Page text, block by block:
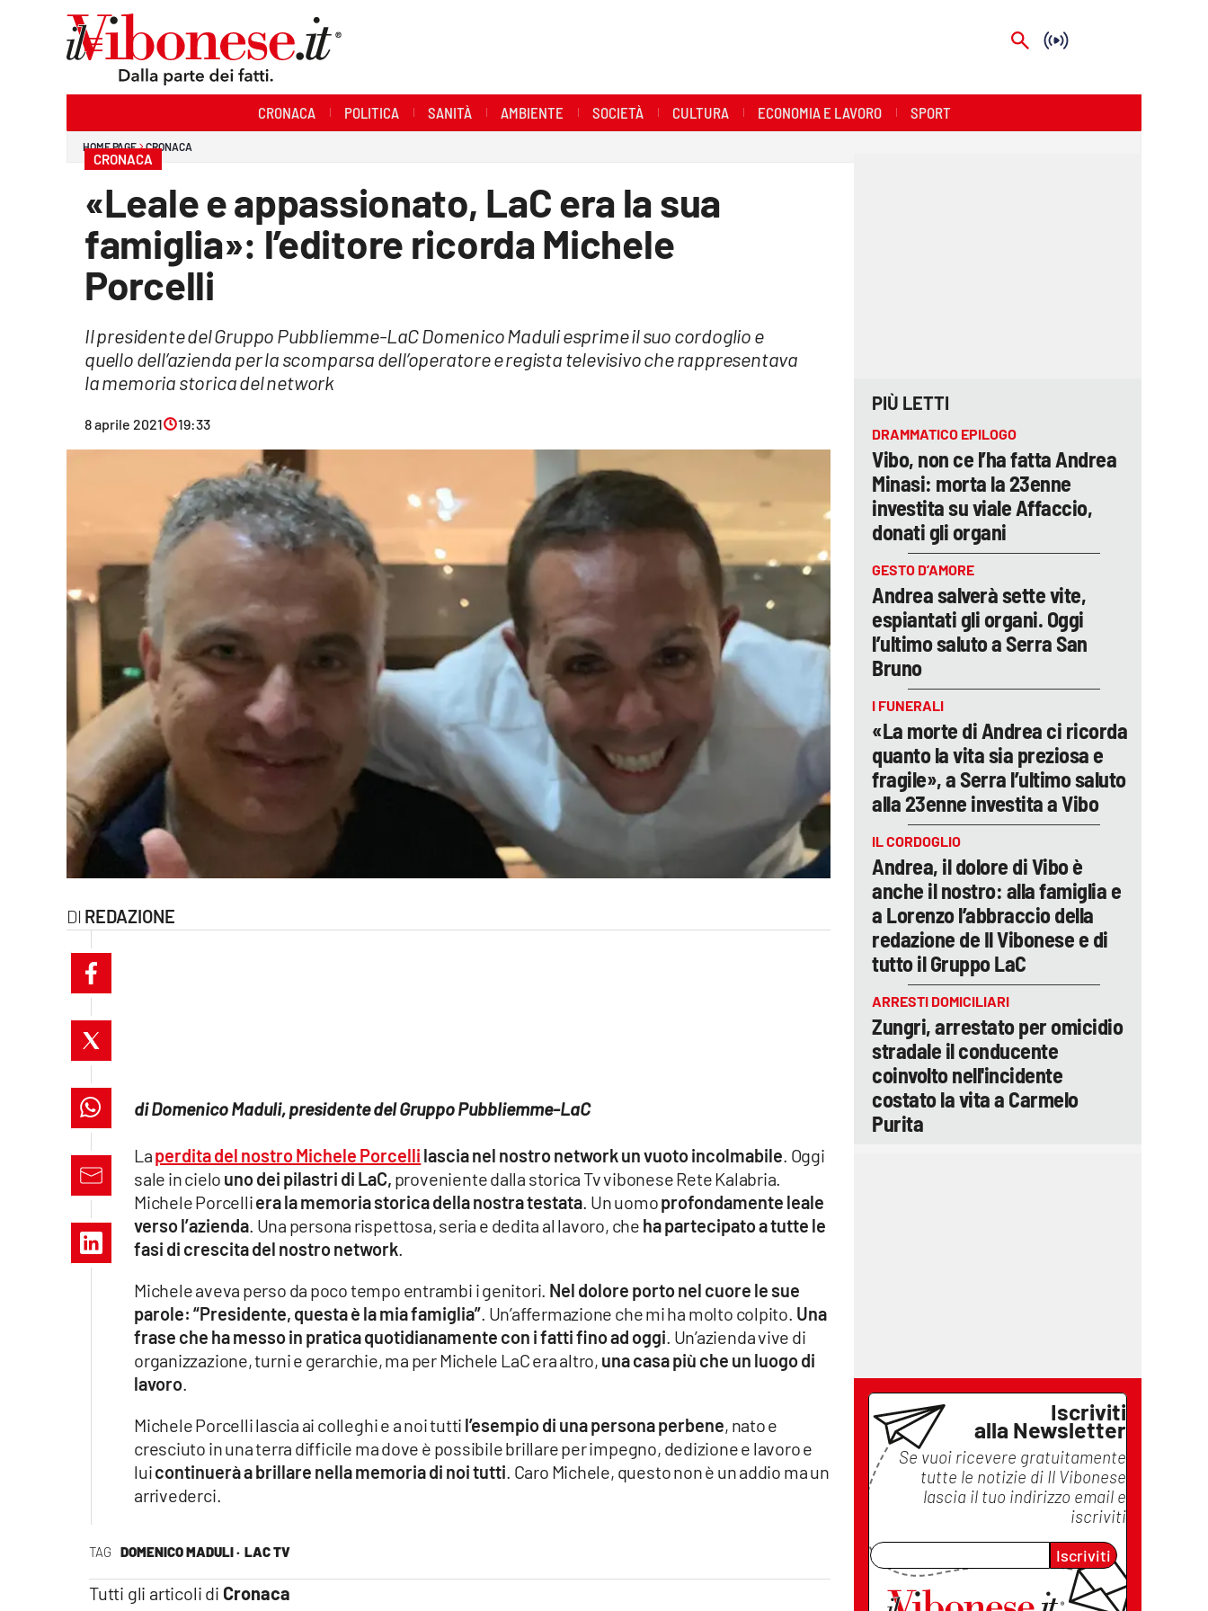
Economia e Lavoro
Lac Network
cosenzachannel.it
catanzarochannel.it
lacapitalenews.it
Vai
CRONACA POLITICA SANITÀ AMBIENTE SOCIETÀ CULTURA ECONOMIA E LAVORO SPORT
HOME PAGE CRONACA
CRONACA
«Leale e appassionato, LaC era la sua
famiglia»: l’editore ricorda Michele
Porcelli
Il presidente del Gruppo Pubbliemme-LaC Domenico Maduli esprime il suo cordoglio e
quello dell’azienda per la scomparsa dell’operatore e regista televisivo che rappresentava
la memoria storica del network
8 aprile 2021 19:33
REDAZIONE
TAG DOMENICO MADULI · LAC TV
Tutti gli articoli di Cronaca
di Domenico Maduli, presidente del Gruppo Pubbliemme-LaC
Laperdita del nostro Michele Porcelli lascia nel nostro network un vuoto incolmabile. Oggi
sale in cielo uno dei pilastri di LaC, proveniente dalla storica Tv vibonese Rete Kalabria.
Michele Porcelliera la memoria storica della nostra testata. Un uomoprofondamente leale
verso l’azienda. Una persona rispettosa, seria e dedita al lavoro, che ha partecipato a tutte le
fasi di crescita del nostro network.
Michele aveva perso da poco tempo entrambi i genitori. Nel dolore porto nel cuore le sue
parole: “Presidente, questa è la mia famiglia”. Un’affermazione che mi ha molto colpito. Una
frase che ha messo in pratica quotidianamente con i fatti fino ad oggi. Un’azienda vive di
organizzazione, turni e gerarchie, ma per Michele LaC era altro, una casa più che un luogo di
lavoro.
Michele Porcelli lascia ai colleghi e a noi tutti l’esempio di una persona perbene, nato e
cresciuto in una terra difficile ma dove è possibile brillare per impegno, dedizione e lavoro e
luicontinuerà a brillare nella memoria di noi tutti. Caro Michele, questo non è un addio ma un
arrivederci.
PIÙ LETTI
DRAMMATICO EPILOGO
Vibo, non ce l’ha fatta Andrea
Minasi: morta la 23enne
investita su viale Affaccio,
donati gli organi
GESTO D’AMORE
Andrea salverà sette vite,
espiantati gli organi. Oggi
l’ultimo saluto a Serra San
Bruno
I FUNERALI
«La morte di Andrea ci ricorda
quanto la vita sia preziosa e
fragile», a Serra l’ultimo saluto
alla 23enne investita a Vibo
IL CORDOGLIO
Andrea, il dolore di Vibo è
anche il nostro: alla famiglia e
a Lorenzo l’abbraccio della
redazione de Il Vibonese e di
tutto il Gruppo LaC
ARRESTI DOMICILIARI
Zungri, arrestato per omicidio
stradale il conducente
coinvolto nell'incidente
costato la vita a Carmelo
Purita
Iscriviti
alla Newsletter
Se vuoi ricevere gratuitamente
tutte le notizie di Il Vibonese
lascia il tuo indirizzo email e
iscriviti
Iscriviti